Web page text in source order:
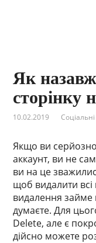
Як
сторінку
10.02.2019
Якщо ви
аккаунт, ви не
ви на це
щоб видалити всі
видалення займе
думаєте. Для
Delete, але є
дійсно можете